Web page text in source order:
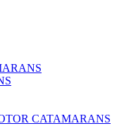
CATAMARANS